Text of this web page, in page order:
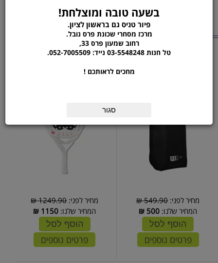
מוצרים נוספים
מהקטגוריה
מחיר לפני:549.90 ₪
המחיר שלנו: 500
₪
הוסף לסל
פרטים נוספים
Padel Racket
מחיר לפני:1249.90 ₪
המחיר שלנו: 1150
₪
הוסף לסל
פרטים נוספים
בשעה טובה ומוצלחת!
פיור טניס גם בראשון לציון.
מרכז מסחרי שכונת פרס נובל.
רחוב שמעון פרס 33,
טל חנות 03-5548248 נייד: 052-7005509.
מחכים לראותכם !
סגור